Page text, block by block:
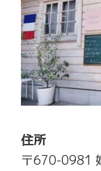
住所
〒670-0981